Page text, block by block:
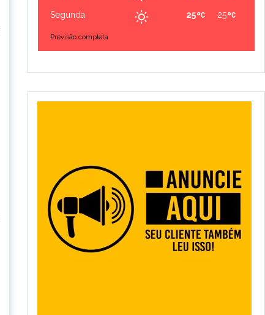
Segunda 25
25
Previsão completa